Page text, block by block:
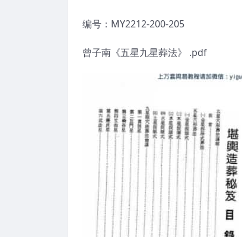
编号：MY2212-200-205
曾子南《五星九星葬法》 .pdf